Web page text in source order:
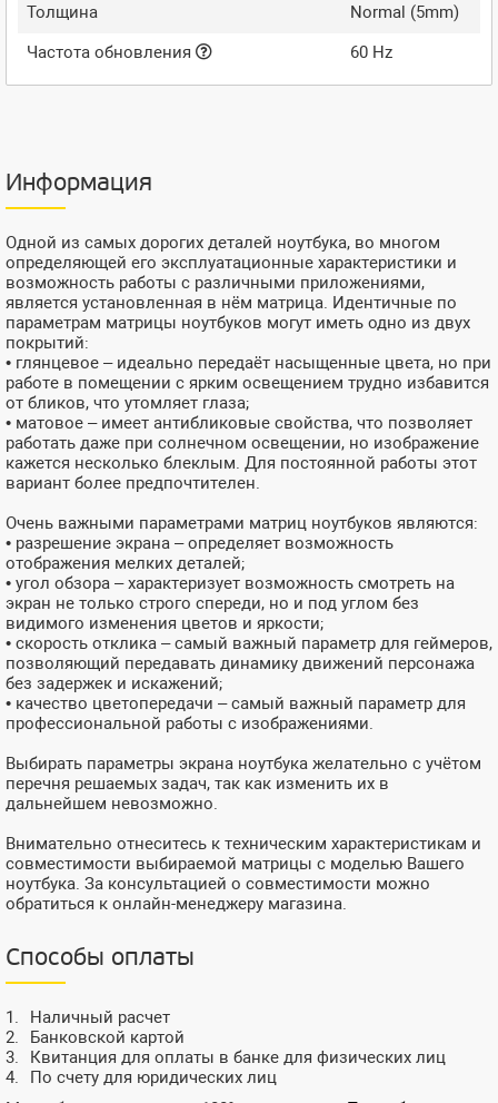
Толщина
Normal (5mm)
Частота обновления
60 Hz
Информация
Одной из самых дорогих деталей ноутбука, во многом
определяющей его эксплуатационные характеристики и
возможность работы с различными приложениями,
является установленная в нём матрица. Идентичные по
параметрам матрицы ноутбуков могут иметь одно из двух
покрытий:
• глянцевое – идеально передаёт насыщенные цвета, но при
работе в помещении с ярким освещением трудно избавится
от бликов, что утомляет глаза;
• матовое – имеет антибликовые свойства, что позволяет
работать даже при солнечном освещении, но изображение
кажется несколько блеклым. Для постоянной работы этот
вариант более предпочтителен.
Очень важными параметрами матриц ноутбуков являются:
• разрешение экрана – определяет возможность
отображения мелких деталей;
• угол обзора – характеризует возможность смотреть на
экран не только строго спереди, но и под углом без
видимого изменения цветов и яркости;
• скорость отклика – самый важный параметр для геймеров,
позволяющий передавать динамику движений персонажа
без задержек и искажений;
• качество цветопередачи – самый важный параметр для
профессиональной работы с изображениями.
Выбирать параметры экрана ноутбука желательно с учётом
перечня решаемых задач, так как изменить их в
дальнейшем невозможно.
Внимательно отнеситесь к техническим характеристикам и
совместимости выбираемой матрицы с моделью Вашего
ноутбука. За консультацией о совместимости можно
обратиться к онлайн-менеджеру магазина.
Способы оплаты
Наличный расчет
Банковской картой
Квитанция для оплаты в банке для физических лиц
По счету для юридических лиц